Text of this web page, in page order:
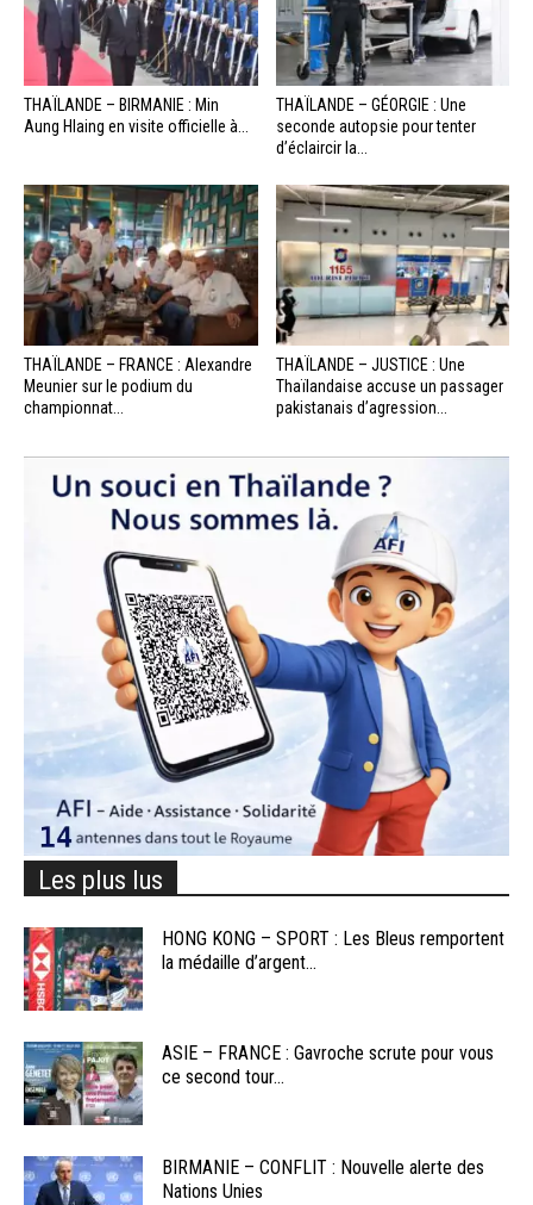
THAÏLANDE – BIRMANIE : Min
Aung Hlaing en visite officielle à...
THAÏLANDE – GÉORGIE : Une
seconde autopsie pour tenter
d’éclaircir la...
THAÏLANDE – FRANCE : Alexandre
Meunier sur le podium du
championnat...
THAÏLANDE – JUSTICE : Une
Thaïlandaise accuse un passager
pakistanais d’agression...
Les plus lus
HONG KONG – SPORT : Les Bleus remportent
la médaille d’argent...
ASIE – FRANCE : Gavroche scrute pour vous
ce second tour...
BIRMANIE – CONFLIT : Nouvelle alerte des
Nations Unies